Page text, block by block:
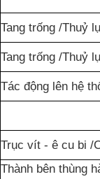
Tang trống /Thuỷ
Tang trống /Thuỷ
Tác động lên hệ
Trục vít - ê cu bi /
Thành bên thùng